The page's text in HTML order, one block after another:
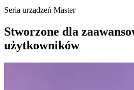
Seria urządzeń Master
Stworzone dla
użytkowników